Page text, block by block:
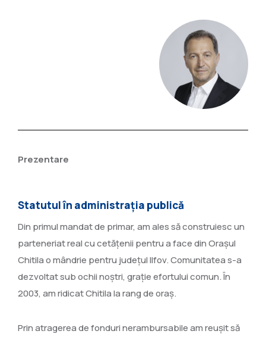
Prezentare
Statutul în administrația publică
Din primul mandat de primar, am ales să construiesc un
parteneriat real cu cetățenii pentru a face din Orașul
Chitila o mândrie pentru județul Ilfov. Comunitatea s-a
dezvoltat sub ochii noştri, graţie efortului comun. În
2003, am ridicat Chitila la rang de oraș.
Prin atragerea de fonduri nerambursabile am reușit să